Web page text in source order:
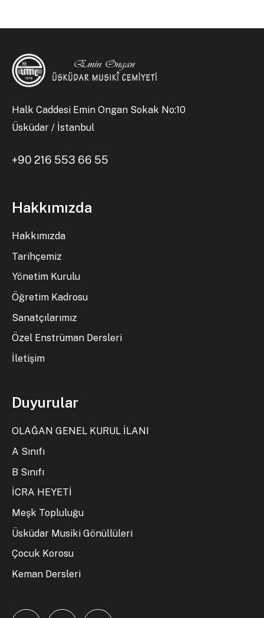
Halk Caddesi Emin Ongan Sokak No:10
Üsküdar / İstanbul
+90 216 553 66 55
Hakkımızda
Hakkımızda
Tarihçemiz
Yönetim Kurulu
Öğretim Kadrosu
Sanatçılarımız
Özel Enstrüman Dersleri
İletişim
Duyurular
OLAĞAN GENEL KURUL İLANI
A Sınıfı
B Sınıfı
İCRA HEYETİ
Meşk Topluluğu
Üsküdar Musiki Gönüllüleri
Çocuk Korosu
Keman Dersleri